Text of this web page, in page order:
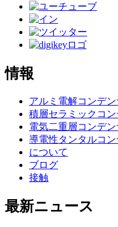
情報
アルミ電解コンデン
積層セラミックコン
電気二重層コンデン
導電性タンタルコン
について
ブログ
接触
最新ニュース